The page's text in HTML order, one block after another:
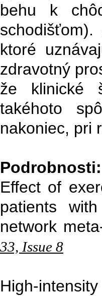
behu k
ktoré
zdravotný
že klinické
takéhoto
nakoniec, pri
Podrobnosti:
Effect of
patients
network
33, Issue 8
High-